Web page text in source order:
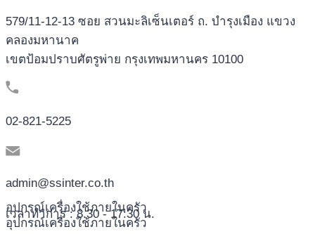
อุปกรณ์เครื่องใช้ภายในครัว
อุปกรณ์เครื่องใช้ภายในครัว
579/11-12-13 ซอย สวนมะลิเซ็นเตอร์ ถ. บำรุงเมือง แขวง
คลองมหานาค
เขตป้อมปราบศัตรูพ่าย กรุงเทพมหานคร 10100
02-821-5225
admin@ssinter.co.th
เวลาทำการ : 8.30 - 17:30 น.